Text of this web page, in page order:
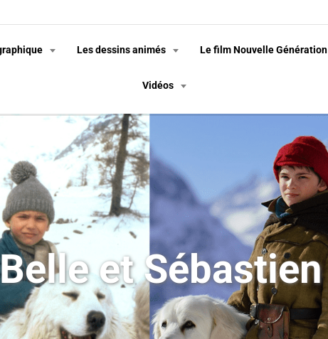
Les dessins animés Le film Nouvelle Génération
Vidéos
Belle et Sébastien